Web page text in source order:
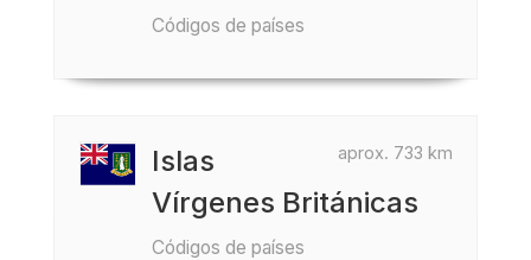
Códigos de países
aprox. 733 km
Islas
Vírgenes Británicas
Códigos de países